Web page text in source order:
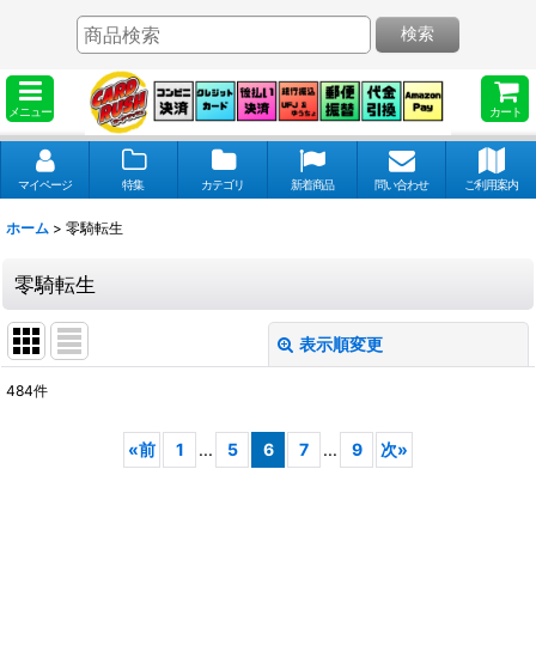
メニュー カート
検索
マイページ 特集 カテゴリ 新着商品 問い合わせ ご利用案内
ホーム > 零騎転生
零騎転生
表示順変更
484件
«前 1 ... 5 6 7 ... 9 次»